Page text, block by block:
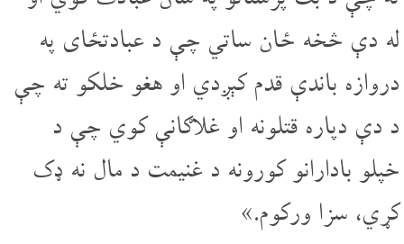
له دې څخه ځان ساتي چې د عبادتځای په
دروازه باندې قدم کېږدي او هغو خلکو ته چې
د دې دپاره قتلونه او غلاګانې کوي چې د
خپلو بادارانو کورونه د غنیمت د مال نه ډک
کړي، سزا ورکوم.»